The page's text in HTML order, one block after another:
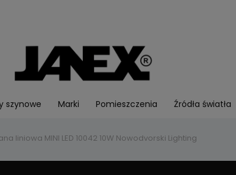
szynowe Marki Pomieszczenia Źródła światła
liniowa MINI LED 10042 10W Nowodvorski Lighting